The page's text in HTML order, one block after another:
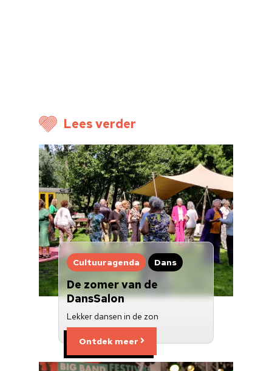
Lees verder
Cultuuragenda Dans
De zomer van de
DansSalon
Lekker dansen in de zon
Ontdek meer